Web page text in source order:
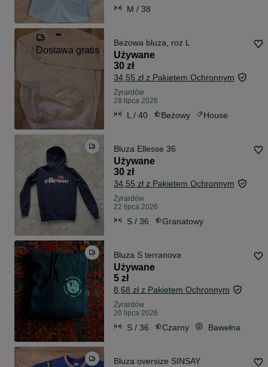
M / 38
Dostawa gratis
Beżowa bluza, roz L
Używane
30 zł
34,55 zł z Pakietem Ochronnym
Żyrardów
28 lipca 2026
L / 40 Beżowy House
Bluza Ellesse 36
Używane
30 zł
34,55 zł z Pakietem Ochronnym
Żyrardów
22 lipca 2026
S / 36 Granatowy
Bluza S terranova
Używane
5 zł
8,68 zł z Pakietem Ochronnym
Żyrardów
20 lipca 2026
S / 36 Czarny Bawełna
Bluza oversize SINSAY